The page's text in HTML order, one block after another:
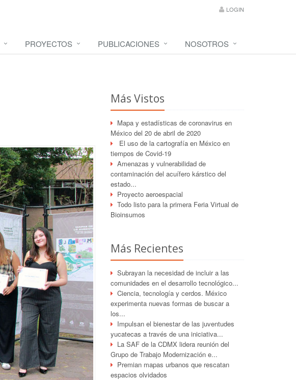
LOGIN
PROYECTOS PUBLICACIONES NOSOTROS
Más Vistos
Mapa y estadísticas de coronavirus en
México del 20 de abril de 2020
El uso de la cartografía en México en
tiempos de Covid-19
Amenazas y vulnerabilidad de
contaminación del acuífero kárstico del
estado...
Proyecto aeroespacial
Todo listo para la primera Feria Virtual de
Bioinsumos
Más Recientes
Subrayan la necesidad de incluir a las
comunidades en el desarrollo tecnológico...
Ciencia, tecnología y cerdos. México
experimenta nuevas formas de buscar a
los...
Impulsan el bienestar de las juventudes
yucatecas a través de una iniciativa...
La SAF de la CDMX lidera reunión del
Grupo de Trabajo Modernización e...
Premian mapas urbanos que rescatan
espacios olvidados